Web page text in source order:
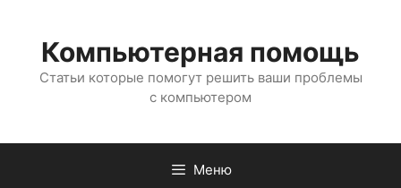
содержимому
Компьютерная помощь
Статьи которые помогут решить ваши проблемы
с компьютером
Меню